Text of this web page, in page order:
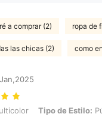
a comprar (2) ropa de
las chicas (2) como
Tipo de Estilo: Púrpura
Tipo de Estilo: